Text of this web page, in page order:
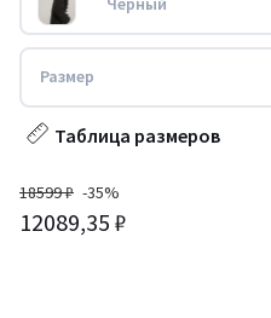
Размер
Таблица размеров
18599 ₽ -35%
12089,35 ₽